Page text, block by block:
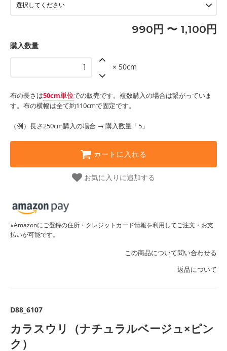
もっと詳しく見る
990円 〜 1,100円
購入数量
× 50cm
布の長さは50cm単位での販売です。複数購入の場合は繋がっていま
す。布の横幅は全て約110cmで固定です。
（例）長さ250cm購入の場合 → 購入数量「5」
カートに入れる
お気に入りに追加する
※Amazonにご登録の住所・クレジットカード情報を利用してご注文・お支
払いが可能です。
この商品について問い合わせる
返品について
D88_6107
カラスウリ（ナチュラルベージュ×ピン
ク）